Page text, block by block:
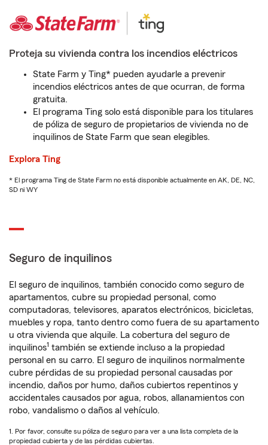
Proteja su vivienda contra los incendios eléctricos
State Farm y Ting* pueden ayudarle a prevenir
incendios eléctricos antes de que ocurran, de forma
gratuita.
El programa Ting solo está disponible para los titulares
de póliza de seguro de propietarios de vivienda no de
inquilinos de State Farm que sean elegibles.
Explora Ting
* El programa Ting de State Farm no está disponible actualmente en AK, DE, NC,
SD ni WY
Seguro de inquilinos
El seguro de inquilinos, también conocido como seguro de
apartamentos, cubre su propiedad personal, como
computadoras, televisores, aparatos electrónicos, bicicletas,
muebles y ropa, tanto dentro como fuera de su apartamento
u otra vivienda que alquile. La cobertura del seguro de
inquilinos1 también se extiende incluso a la propiedad
personal en su carro. El seguro de inquilinos normalmente
cubre pérdidas de su propiedad personal causadas por
incendio, daños por humo, daños cubiertos repentinos y
accidentales causados por agua, robos, allanamientos con
robo, vandalismo o daños al vehículo.
1. Por favor, consulte su póliza de seguro para ver a una lista completa de la
propiedad cubierta y de las pérdidas cubiertas.